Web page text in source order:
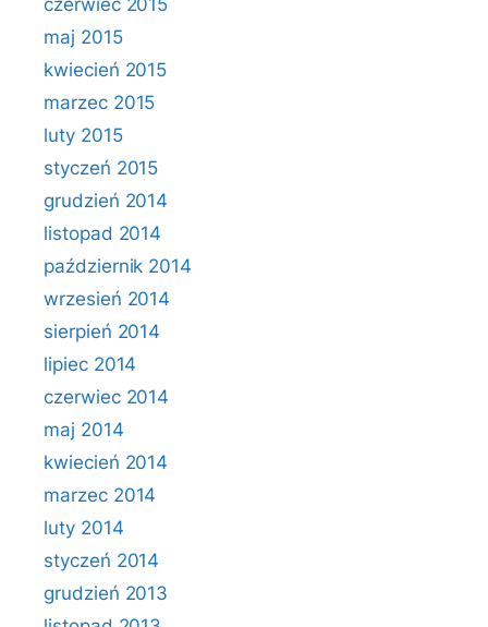
czerwiec 2015
maj 2015
kwiecień 2015
marzec 2015
luty 2015
styczeń 2015
grudzień 2014
listopad 2014
październik 2014
wrzesień 2014
sierpień 2014
lipiec 2014
czerwiec 2014
maj 2014
kwiecień 2014
marzec 2014
luty 2014
styczeń 2014
grudzień 2013